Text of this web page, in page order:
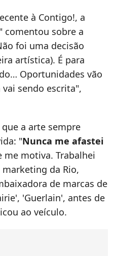
à Contigo!, a
comentou sobre a
foi uma decisão
artística). É para
Oportunidades vão
sendo escrita",
a arte sempre
"Nunca me afastei
me motiva. Trabalhei
da Rio,
de marcas de
'Guerlain', antes de
ao veículo.